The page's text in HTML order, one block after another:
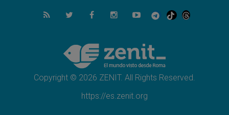
05.08.2026
Colombo: "La visita del Papa a Argentina
05.08.2026
Iglesia en Uruguay: la visita del Papa
fortalecerá la fe y la esperanza
Copyright © 2026 ZENIT. All Rights Reserved.
https://es.zenit.org